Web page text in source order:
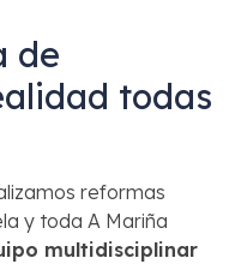
de
todas
reformas
y toda A Mariña
multidisciplinar